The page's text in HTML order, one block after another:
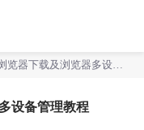
设备管理教程